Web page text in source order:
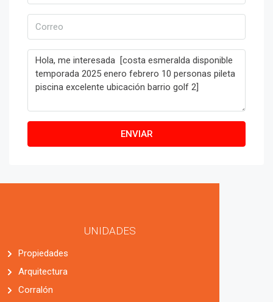
ENVIAR
UNIDADES
Propiedades
Arquitectura
Corralón